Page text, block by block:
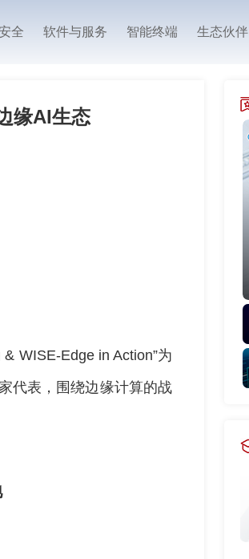
全 软件与服务 智能终端 生态伙伴
缘AI生态
WISE-Edge in Action”为
代表，围绕边缘计算的战